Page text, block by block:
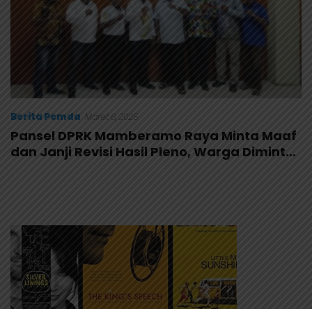
Berita Pemda Maret 6, 2025
Pansel DPRK Mamberamo Raya Minta Maaf
dan Janji Revisi Hasil Pleno, Warga Diminta